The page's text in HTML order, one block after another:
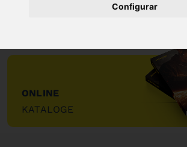
Configurar
ONLINE
KATALOGE
"